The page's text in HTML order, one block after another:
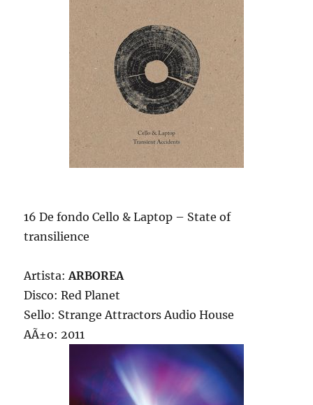
16 De fondo Cello & Laptop – State of
transilience
Artista:ARBOREA
Disco: Red Planet
Sello: Strange Attractors Audio House
AÃ±o: 2011